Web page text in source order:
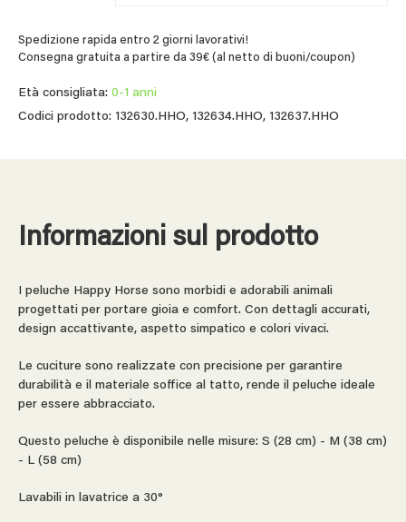
Spedizione rapida entro 2 giorni lavorativi!
Consegna gratuita a partire da 39€ (al netto di buoni/coupon)
Età consigliata: 0-1 anni
Codici prodotto: 132630.HHO, 132634.HHO, 132637.HHO
Informazioni sul prodotto
I peluche Happy Horse sono morbidi e adorabili animali
progettati per portare gioia e comfort. Con dettagli accurati,
design accattivante, aspetto simpatico e colori vivaci.
Le cuciture sono realizzate con precisione per garantire
durabilità e il materiale soffice al tatto, rende il peluche ideale
per essere abbracciato.
Questo peluche è disponibile nelle misure: S (28 cm) - M (38 cm)
- L (58 cm)
Lavabili in lavatrice a 30°